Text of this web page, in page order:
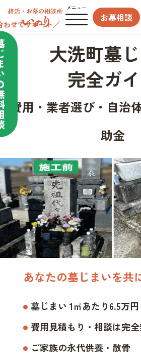
メニュー
お墓相談
わせてサポート／
大洗町墓
完全ガ
費用・業者選び・自治
助金
あなたの墓じまいを共
墓じまい 1㎡あたり6.5万円
費用見積もり・相談は完
ご家族の永代供養・散骨